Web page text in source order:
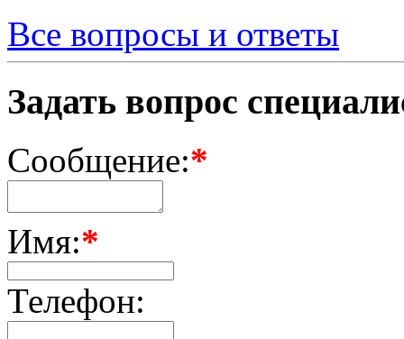
Все вопросы и ответы
Задать вопрос
Сообщение:*
Имя:*
Телефон: